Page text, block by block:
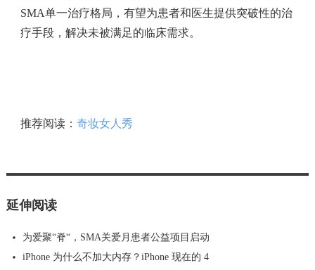
SMA单一治疗格局，有望为患者和医生提供突破性的治
疗手段，解决未被满足的临床需求。
推荐阅读： 奇妆女人秀
延伸阅读
为爱聚“脊“，SMA关爱月患者公益项目启动
iPhone 为什么不加大内存？iPhone 现在的 4